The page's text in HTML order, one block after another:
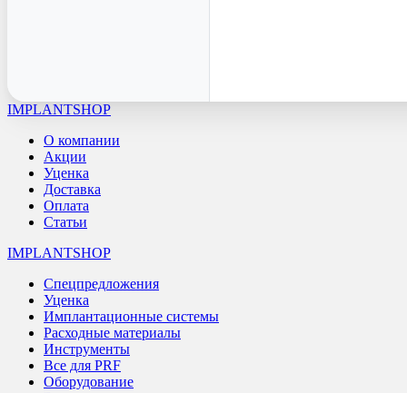
IMPLANTSHOP
О компании
Акции
Уценка
Доставка
Оплата
Статьи
IMPLANTSHOP
Спецпредложения
Уценка
Имплантационные системы
Расходные материалы
Инструменты
Все для PRF
Оборудование